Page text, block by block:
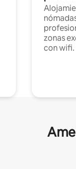
zonas
con wifi.